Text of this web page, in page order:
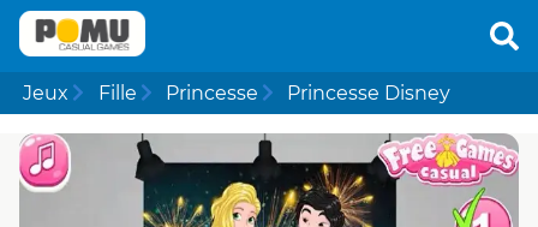
Jeux Fille Princesse Princesse Disney